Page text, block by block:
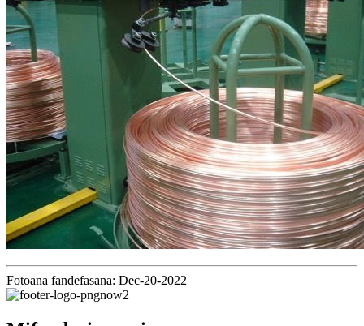
Fotoana fandefasana: Dec-20-2022